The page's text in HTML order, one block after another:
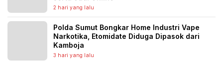
2 hari yang lalu
Polda Sumut Bongkar Home Industri Vape
Narkotika, Etomidate Diduga Dipasok dari
Kamboja
3 hari yang lalu